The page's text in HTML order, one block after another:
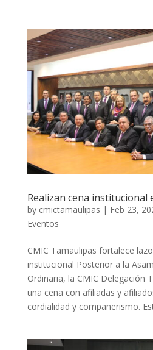
Realizan cena institucional
by cmictamaulipas | Feb 23,
Eventos
CMIC Tamaulipas fortalece
institucional Posterior a la
Ordinaria, la CMIC Delegación
una cena con afiliadas y
cordialidad y compañerismo.